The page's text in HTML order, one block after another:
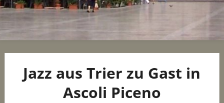
Jazz aus Trier zu Gast in
Ascoli Piceno